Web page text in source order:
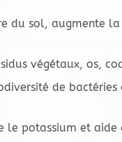
du sol, augmente la
végétaux, os,
de bactéries
le potassium et